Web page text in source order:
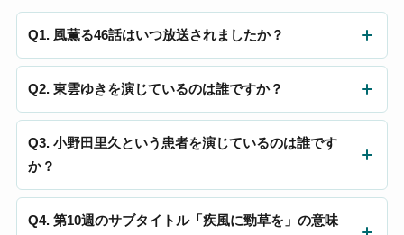
Q1. 風薫る46話はいつ放送されましたか？
2026年6月1日（月）にNHKで放送されました。第10週「疾
風に勁草を」の第1回です。
Q2. 東雲ゆきを演じているのは誰ですか？
中井友望（なかい・ともみ）さんが演じています。46話では
涙の熱演が視聴者から大きな反響を呼びました。
Q3. 小野田里久という患者を演じているのは誰です
か？
宮地雅子さんが演じています。ゆきとトメが担当してきた患
者で、第46話で容態が悪化しました。
Q4. 第10週のサブタイトル「疾風に勁草を」の意味